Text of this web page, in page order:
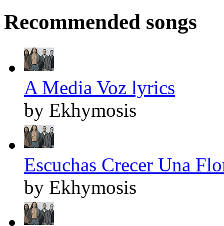
Recommended songs
A Media Voz lyrics
by Ekhymosis
Escuchas Crecer Una
by Ekhymosis